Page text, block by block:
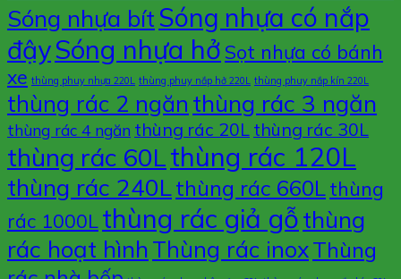
Sóng nhựa bítSóng nhựa có nắp
đậySóng nhựa hở Sọt nhựa có bánh
xe thùng phuy nhựa 220L thùng phuy nắp hở 220L thùng phuy nắp kín 220L
thùng rác 2 ngăn thùng rác 3 ngăn
thùng rác 4 ngăn thùng rác 20L thùng rác 30L
thùng rác 60Lthùng rác 120L
thùng rác 240Lthùng rác 660Lthùng
rác 1000Lthùng rác giả gỗthùng
rác hoạt hìnhThùng rác inoxThùng